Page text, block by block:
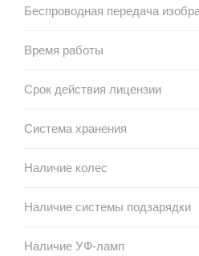
Беспроводная передача
Время работы
Срок действия лицензии
Система хранения
Наличие колес
Наличие системы подзарядки
Наличие УФ-ламп